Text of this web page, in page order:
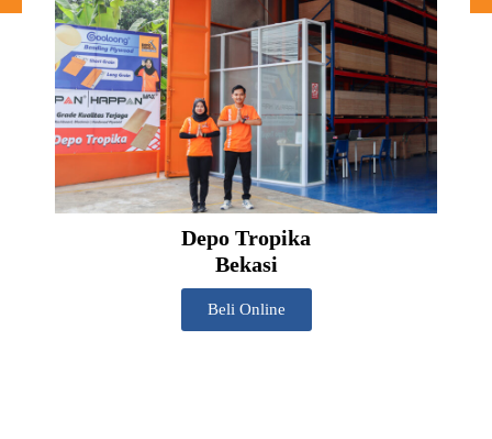
Depo Tropika
Bekasi
Beli Online